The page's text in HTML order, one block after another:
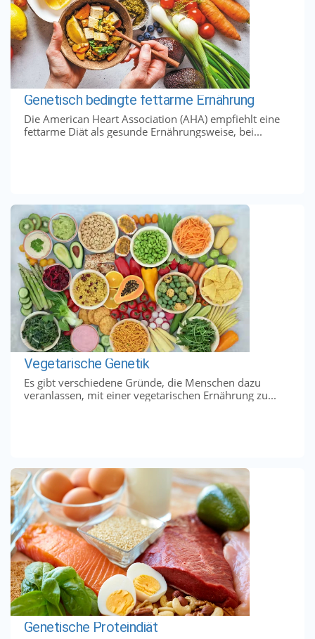
Genetisch bedingte fettarme Ernährung
Die American Heart Association (AHA) empfiehlt eine
fettarme Diät als gesunde Ernährungsweise, bei...
Vegetarische Genetik
Es gibt verschiedene Gründe, die Menschen dazu
veranlassen, mit einer vegetarischen Ernährung zu...
Genetische Proteindiät